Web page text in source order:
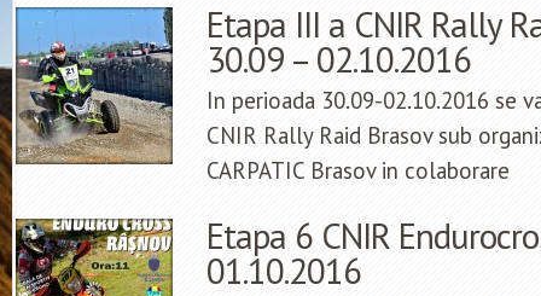
Etapa III a CNIR Rally
30.09 – 02.10.2016
In perioada 30.09-02.10.2016 se
CNIR Rally Raid Brasov sub
CARPATIC Brasov in colaborare
Etapa 6 CNIR
01.10.2016